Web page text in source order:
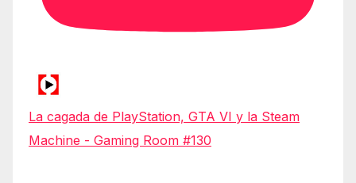
La cagada de PlayStation, GTA VI y la Steam
Machine - Gaming Room #130